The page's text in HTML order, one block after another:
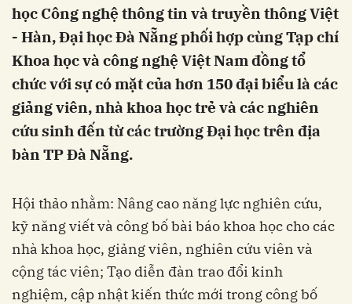
học Công nghệ thông tin và truyền thông Việt
- Hàn, Đại học Đà Nẵng phối hợp cùng Tạp chí
Khoa học và công nghệ Việt Nam đồng tổ
chức với sự có mặt của hơn 150 đại biểu là các
giảng viên, nhà khoa học trẻ và các nghiên
cứu sinh đến từ các trường Đại học trên địa
bàn TP Đà Nẵng.
Hội thảo nhằm: Nâng cao năng lực nghiên cứu,
kỹ năng viết và công bố bài báo khoa học cho các
nhà khoa học, giảng viên, nghiên cứu viên và
cộng tác viên; Tạo diễn đàn trao đổi kinh
nghiệm, cập nhật kiến thức mới trong công bố